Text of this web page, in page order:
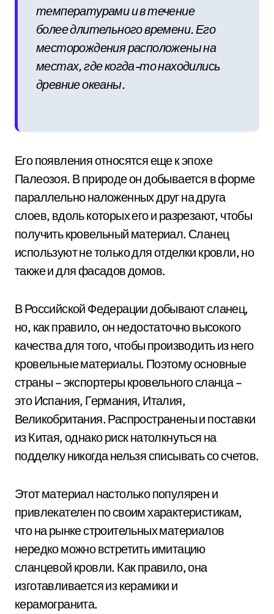
температурами и в течение
более длительного времени. Его
месторождения расположены на
местах, где когда-то находились
древние океаны.
Его появления относятся еще к эпохе
Палеозоя. В природе он добывается в форме
параллельно наложенных друг на друга
слоев, вдоль которых его и разрезают, чтобы
получить кровельный материал. Сланец
используют не только для отделки кровли, но
также и для фасадов домов.
В Российской Федерации добывают сланец,
но, как правило, он недостаточно высокого
качества для того, чтобы производить из него
кровельные материалы. Поэтому основные
страны – экспортеры кровельного сланца –
это Испания, Германия, Италия,
Великобритания. Распространены и поставки
из Китая, однако риск натолкнуться на
подделку никогда нельзя списывать со счетов.
Этот материал настолько популярен и
привлекателен по своим характеристикам,
что на рынке строительных материалов
нередко можно встретить имитацию
сланцевой кровли. Как правило, она
изготавливается из керамики и
керамогранита.